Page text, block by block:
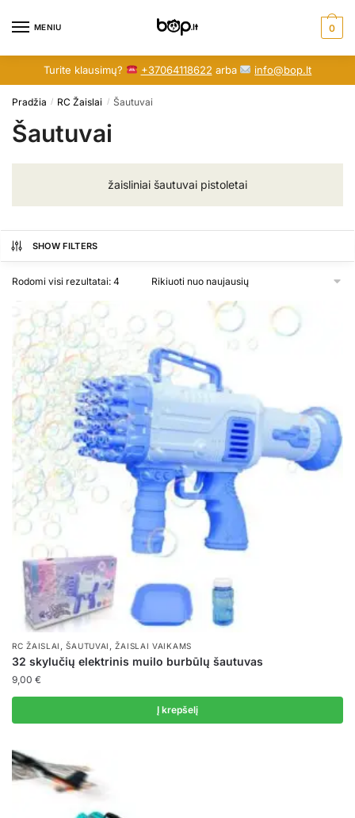
MENIU 0
Turite klausimų? +37064118622 arba info@bop.lt
Pradžia / RC Žaislai / Šautuvai
Šautuvai
žaisliniai šautuvai pistoletai
SHOW FILTERS
Rodomi visi rezultatai: 4 Rūšiuojama
naujausią
RC ŽAISLAI ,ŠAUTUVAI ,ŽAISLAI VAIKAMS
32 skylučių elektrinis muilo burbūlų šautuvas
9,00 €
Į krepšelį